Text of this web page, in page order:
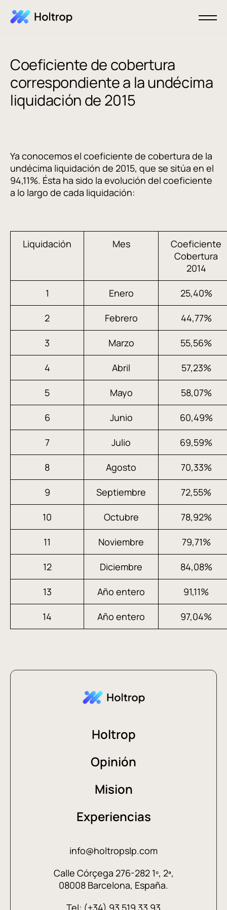
Coeficiente de cobertura
correspondiente a la undécima
liquidación de 2015
Ya conocemos el coeficiente de cobertura de la
undécima liquidación de 2015, que se sitúa en el
94,11%. Ésta ha sido la evolución del coeficiente
a lo largo de cada liquidación:
Liquidación Mes
Coeficiente
Cobertura
2014
1 Enero 25,40%
2 Febrero 44,77%
3 Marzo 55,56%
4 Abril 57,23%
5 Mayo 58,07%
6 Junio 60,49%
7 Julio 69,59%
8 Agosto 70,33%
9 Septiembre 72,55%
10 Octubre 78,92%
11 Noviembre 79,71%
12 Diciembre 84,08%
13 Año entero 91,11%
14 Año entero 97,04%
Holtrop
Opinión
Mision
Experiencias
info@holtropslp.com
Calle Córçega 276-282 1º, 2ª,
08008 Barcelona, España.